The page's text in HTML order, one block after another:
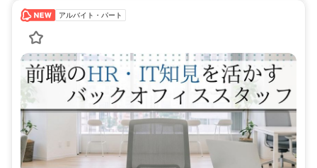
アルバイト・パート